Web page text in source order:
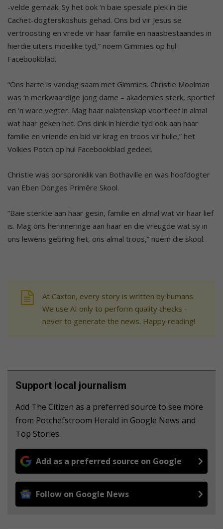
-velde gemaak. Sy het ook ‘n baie spesiale plek in die
Cachet-dogterskoshuis gehad. Ons bid vir Jesus se
vertroosting en vrede vir haar familie en naasbestaandes in
hierdie uiters moeilike tyd,” noem Gimmies op hul
Facebookblad.
“Ons harte is vandag saam met Gimmies. Christie Moolman
was ‘n merkwaardige jong dame – akademies sterk, sportief
en ‘n ware vegter. Mag haar nalatenskap voortleef in almal
wat haar geken het. Ons dink in hierdie tyd ook aan haar
familie en vriende en bid vir krag en troos vir hulle,” het
Volkies Potch op hul Facebookblad gedeel.
Christie was oorspronklik van Bothaville en was hoofdogter
van Eben Dönges Primêre Skool.
“Baie sterkte aan haar gesin, familie en almal wat vir haar lief
is. Mag ons herinneringe aan haar en die vreugde wat sy in
ons lewens gebring het, ons almal troos,” noem die skool.
At Caxton, every story is written by humans.
We use AI only to perform quality checks -
never to generate the news. Happy reading!
Support local journalism
Add The Citizen as a preferred source to see more
from Potchefstroom Herald in Google News and
Top Stories.
Add as a preferred source on Google
Follow on Google News